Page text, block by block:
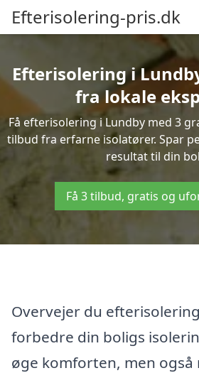
Efterisolering-pris.dk
Efterisolering i
fra lokale
Få efterisolering i Lundby med 3
tilbud fra erfarne isolatører. Spar
resultat til din
Få 3 tilbud, gratis og
Overvejer du
forbedre din boligs
øge komforten, men også